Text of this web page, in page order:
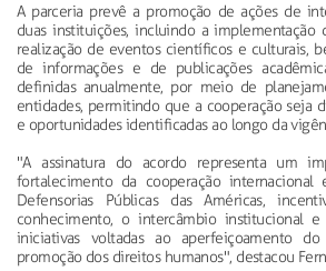
A parceria prevê a promoção de ações de
duas instituições, incluindo a implementação
realização de eventos científicos e culturais,
de informações e de publicações
definidas anualmente, por meio de
entidades, permitindo que a cooperação seja
e oportunidades identificadas ao longo da
"A assinatura do acordo representa um
fortalecimento da cooperação
Defensorias Públicas das Américas,
conhecimento, o intercâmbio institucional
iniciativas voltadas ao aperfeiçoamento
promoção dos direitos humanos", destacou